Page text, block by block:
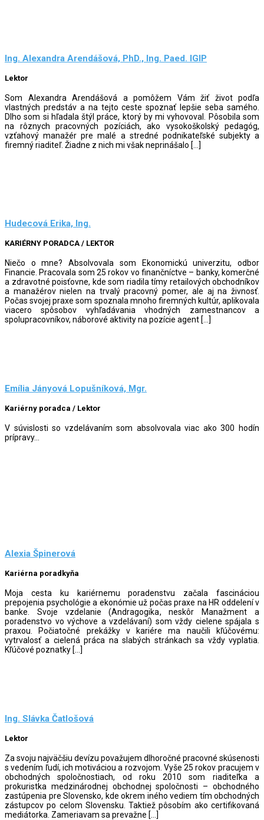
Ing. Alexandra Arendášová, PhD., Ing. Paed. IGIP
Lektor
Som Alexandra Arendášová a pomôžem Vám žiť život podľa
vlastných predstáv a na tejto ceste spoznať lepšie seba samého.
Dlho som si hľadala štýl práce, ktorý by mi vyhovoval. Pôsobila som
na rôznych pracovných pozíciách, ako vysokoškolský pedagóg,
vzťahový manažér pre malé a stredné podnikateľské subjekty a
firemný riaditeľ. Žiadne z nich mi však neprinášalo […]
Hudecová Erika, Ing.
KARIÉRNY PORADCA / LEKTOR
Niečo o mne? Absolvovala som Ekonomickú univerzitu, odbor
Financie. Pracovala som 25 rokov vo finančníctve – banky, komerčné
a zdravotné poisťovne, kde som riadila tímy retailových obchodníkov
a manažérov nielen na trvalý pracovný pomer, ale aj na živnosť.
Počas svojej praxe som spoznala mnoho firemných kultúr, aplikovala
viacero spôsobov vyhľadávania vhodných zamestnancov a
spolupracovníkov, náborové aktivity na pozície agent […]
Emília Jányová Lopušníková, Mgr.
Kariérny poradca / Lektor
V súvislosti so vzdelávaním som absolvovala viac ako 300 hodín
prípravy...
Alexia Špinerová
Kariérna poradkyňa
Moja cesta ku kariérnemu poradenstvu začala fascináciou
prepojenia psychológie a ekonómie už počas praxe na HR oddelení v
banke. Svoje vzdelanie (Andragogika, neskôr Manažment a
poradenstvo vo výchove a vzdelávaní) som vždy cielene spájala s
praxou. Počiatočné prekážky v kariére ma naučili kľúčovému:
vytrvalosť a cielená práca na slabých stránkach sa vždy vyplatia.
Kľúčové poznatky […]
Ing. Slávka Čatlošová
Lektor
Za svoju najväčšiu devízu považujem dlhoročné pracovné skúsenosti
s vedením ľudí, ich motiváciou a rozvojom. Vyše 25 rokov pracujem v
obchodných spoločnostiach, od roku 2010 som riaditeľka a
prokuristka medzinárodnej obchodnej spoločnosti – obchodného
zastúpenia pre Slovensko, kde okrem iného vediem tím obchodných
zástupcov po celom Slovensku. Taktiež pôsobím ako certifikovaná
mediátorka. Zameriavam sa prevažne […]